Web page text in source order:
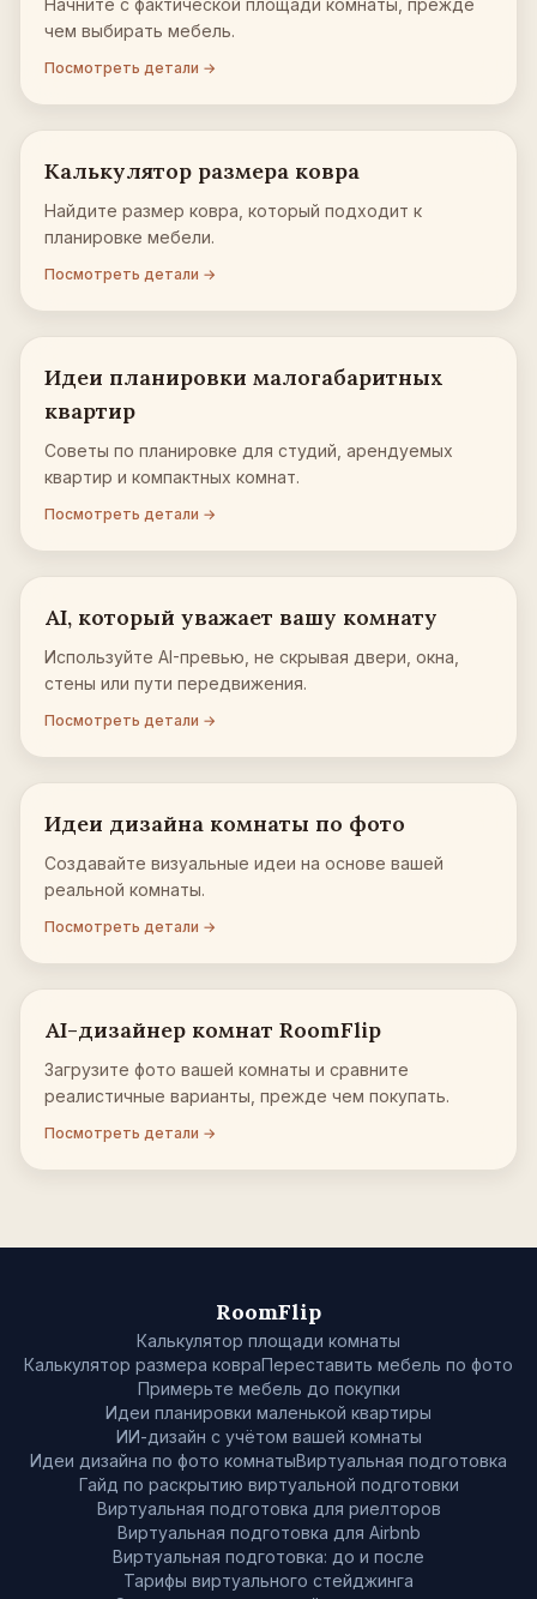
Начните с фактической площади комнаты, прежде
чем выбирать мебель.
Посмотреть детали →
Калькулятор размера ковра
Найдите размер ковра, который подходит к
планировке мебели.
Посмотреть детали →
Идеи планировки малогабаритных
квартир
Советы по планировке для студий, арендуемых
квартир и компактных комнат.
Посмотреть детали →
AI, который уважает вашу комнату
Используйте AI-превью, не скрывая двери, окна,
стены или пути передвижения.
Посмотреть детали →
Идеи дизайна комнаты по фото
Создавайте визуальные идеи на основе вашей
реальной комнаты.
Посмотреть детали →
AI-дизайнер комнат RoomFlip
Загрузите фото вашей комнаты и сравните
реалистичные варианты, прежде чем покупать.
Посмотреть детали →
RoomFlip
Калькулятор площади комнаты
Калькулятор размера ковраПереставить мебель по фото
Примерьте мебель до покупки
Идеи планировки маленькой квартиры
ИИ-дизайн с учётом вашей комнаты
Идеи дизайна по фото комнатыВиртуальная подготовка
Гайд по раскрытию виртуальной подготовки
Виртуальная подготовка для риелторов
Виртуальная подготовка для Airbnb
Виртуальная подготовка: до и после
Тарифы виртуального стейджинга